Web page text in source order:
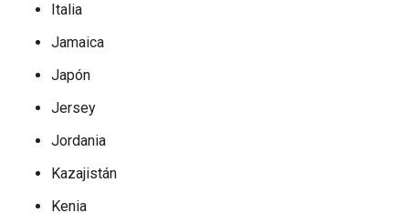
Italia
Jamaica
Japón
Jersey
Jordania
Kazajistán
Kenia